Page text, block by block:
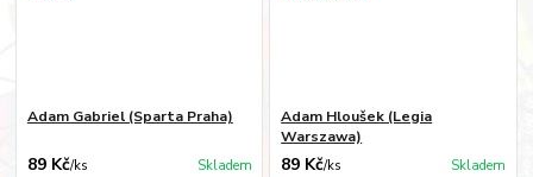
Adam Gabriel (Sparta Praha)
89 Kč/ks Skladem
Adam Hloušek (Legia
Warszawa)
89 Kč/ks Skladem